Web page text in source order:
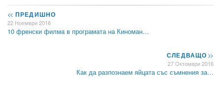
<< ПРЕДИШНО
22 Ноември 2016
10 френски филма в програмата на Киноман…
СЛЕДВАЩО>>
27 Октомври 2016
Как да разпознаем яйцата със съмнения за…